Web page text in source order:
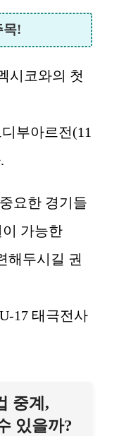
목!
시코와의 첫
부아르전(11
요한 경기들
가능한
해두시길 권
17 태극전사
중계,
있을까?